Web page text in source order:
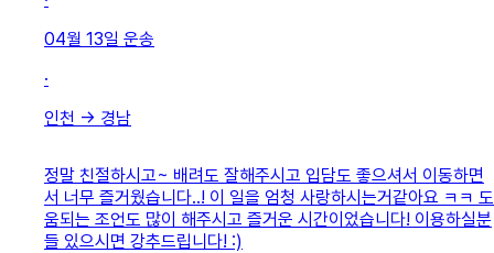
04월 13일 운송
·
인천 → 경남
정말 친절하시고~ 배려도 잘해주시고 입담도 좋으셔서 이동하면
서 너무 즐거웠습니다..! 이 일을 엄청 사랑하시는거같아요 ㅋㅋ 도
움되는 조언도 많이 해주시고 즐거운 시간이었습니다! 이용하실분
들 있으시면 강추드립니다! :)